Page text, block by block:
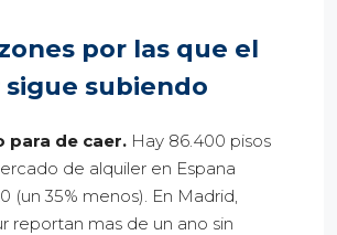
por las que el
subiendo
para de caer. Hay 86.400 pisos
de alquiler en Espana
(un 35% menos). En Madrid,
reportan mas de un ano sin